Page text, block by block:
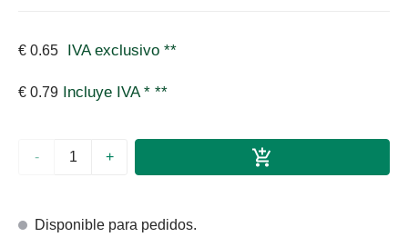
€ 0.65 IVA exclusivo **
€ 0.79 Incluye IVA * **
- +
Disponible para pedidos.